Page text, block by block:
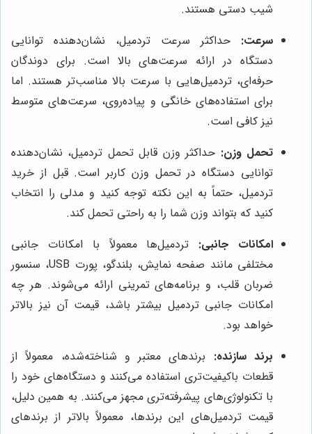
شیب دستی هستند.
سرعت: حداکثر سرعت تردمیل، نشان‌دهنده توانایی
دستگاه در ارائه سرعت‌های بالا است. برای دوندگان
حرفه‌ای، تردمیل‌هایی با سرعت بالا مناسب‌تر هستند. اما
برای استفاده‌های خانگی و پیاده‌روی، سرعت‌های متوسط
نیز کافی است.
تحمل وزن: حداکثر وزن قابل تحمل تردمیل، نشان‌دهنده
توانایی دستگاه در تحمل وزن کاربر است. قبل از خرید
تردمیل، حتماً به این نکته توجه کنید و مدلی را انتخاب
کنید که بتواند وزن شما را به راحتی تحمل کند.
امکانات جانبی: تردمیل‌ها معمولاً با امکانات جانبی
مختلفی مانند صفحه نمایش، بلندگو، پورت USB، سنسور
ضربان قلب، و برنامه‌های تمرینی ارائه می‌شوند. هر چه
امکانات جانبی تردمیل بیشتر باشد، قیمت آن نیز بالاتر
خواهد بود.
برند سازنده: برندهای معتبر و شناخته‌شده، معمولاً از
قطعات باکیفیت‌تری استفاده می‌کنند و دستگاه‌های خود را
با تکنولوژی‌های پیشرفته‌تری مجهز می‌کنند. به همین دلیل،
قیمت تردمیل‌های این برندها، معمولاً بالاتر از برندهای